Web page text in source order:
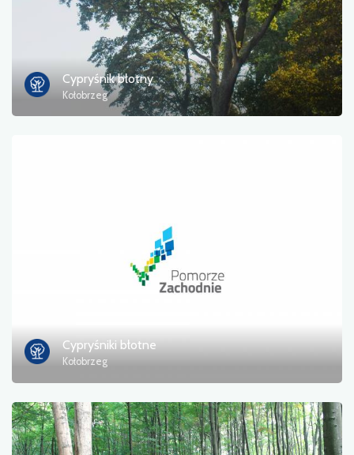
Cypryśnik błotny
Kołobrzeg
Cypryśniki błotne
Kołobrzeg